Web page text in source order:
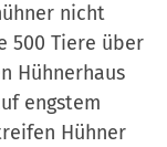
nicht
500 Tiere über
Hühnerhaus
engstem
Hühner